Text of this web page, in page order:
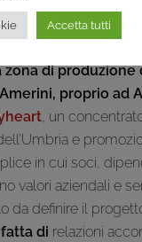
di produzione
proprio ad
, un
e
in cui soci,
valori aziendali e
da definire il
fatta di relazioni
Accetta tutti